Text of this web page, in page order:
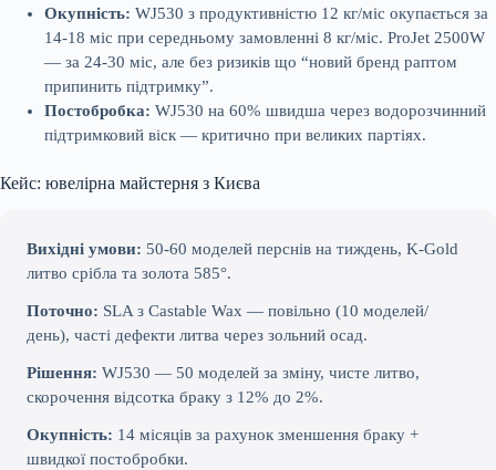
Окупність: WJ530 з продуктивністю 12 кг/міс окупається за
14-18 міс при середньому замовленні 8 кг/міс. ProJet 2500W
— за 24-30 міс, але без ризиків що “новий бренд раптом
припинить підтримку”.
Постобробка: WJ530 на 60% швидша через водорозчинний
підтримковий віск — критично при великих партіях.
Кейс: ювелірна майстерня з Києва
Вихідні умови: 50-60 моделей перснів на тиждень, K-Gold
литво срібла та золота 585°.
Поточно: SLA з Castable Wax — повільно (10 моделей/
день), часті дефекти литва через зольний осад.
Рішення: WJ530 — 50 моделей за зміну, чисте литво,
скорочення відсотка браку з 12% до 2%.
Окупність: 14 місяців за рахунок зменшення браку +
швидкої постобробки.